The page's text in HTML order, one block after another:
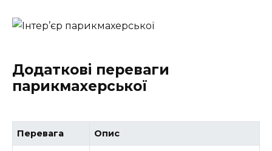
Додаткові переваги
парикмахерської
Перевага Опис